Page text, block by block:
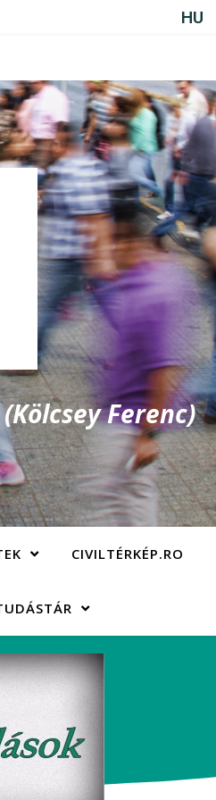
HU
Ferenc)
CIVILTÉRKÉP.RO